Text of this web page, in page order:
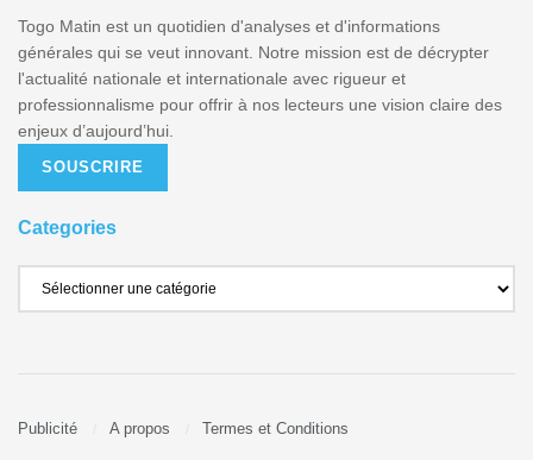
Togo Matin est un quotidien d'analyses et d'informations
générales qui se veut innovant. Notre mission est de décrypter
l'actualité nationale et internationale avec rigueur et
professionnalisme pour offrir à nos lecteurs une vision claire des
enjeux d’aujourd’hui.
SOUSCRIRE
Categories
Publicité A propos Termes et Conditions